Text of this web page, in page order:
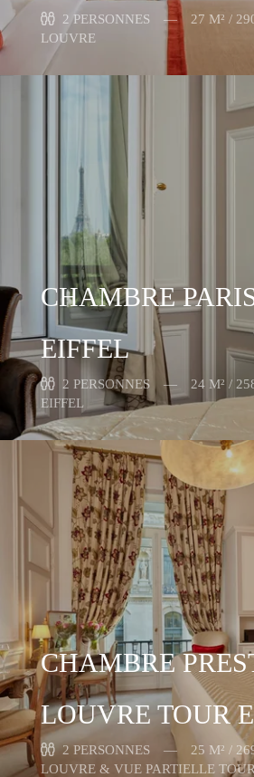
2 PERSONNES
27 M² /
LOUVRE
CHAMBRE
EIFFEL
2 PERSONNES 24 M² /
EIFFEL
CHAMBRE
LOUVRE TOUR
2 PERSONNES 25 M² /
LOUVRE & VUE PARTIELLE